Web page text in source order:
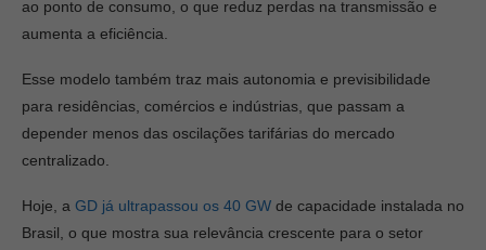
ao ponto de consumo, o que reduz perdas na transmissão e
aumenta a eficiência.
Esse modelo também traz mais autonomia e previsibilidade
para residências, comércios e indústrias, que passam a
depender menos das oscilações tarifárias do mercado
centralizado.
Hoje, a GD já ultrapassou os 40 GW de capacidade instalada no
Brasil, o que mostra sua relevância crescente para o setor